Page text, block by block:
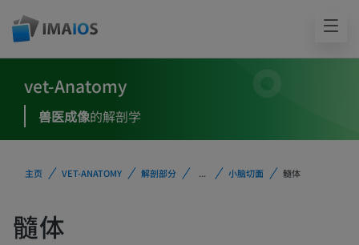
vet-Anatomy
兽医成像的解剖学
主页 VET-ANATOMY 解剖部分 ... 小脑切面 髓体
髓体